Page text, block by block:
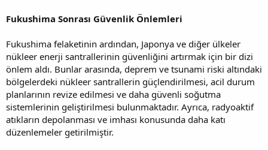
Fukushima Sonrası Güvenlik Önlemleri
Fukushima felaketinin ardından, Japonya ve diğer ülkeler
nükleer enerji santrallerinin güvenliğini artırmak için bir dizi
önlem aldı. Bunlar arasında, deprem ve tsunami riski altındaki
bölgelerdeki nükleer santrallerin güçlendirilmesi, acil durum
planlarının revize edilmesi ve daha güvenli soğutma
sistemlerinin geliştirilmesi bulunmaktadır. Ayrıca, radyoaktif
atıkların depolanması ve imhası konusunda daha katı
düzenlemeler getirilmiştir.